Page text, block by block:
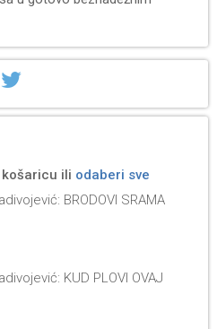
košaricu ili odaberi sve
BRODOVI SRAMA
KUD PLOVI OVAJ